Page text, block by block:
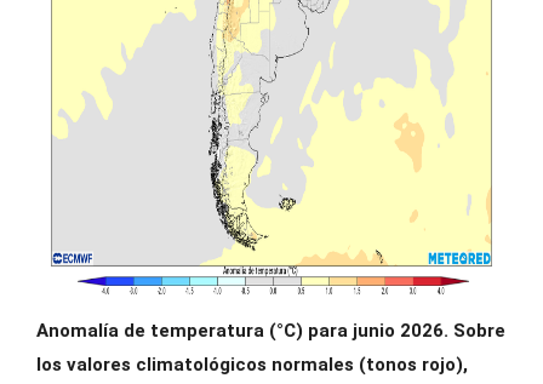
Anomalía de temperatura (°C) para junio 2026. Sobre
los valores climatológicos normales (tonos rojo),